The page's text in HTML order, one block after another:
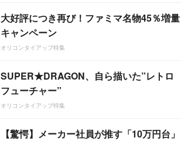
大好評につき再び！ファミマ名物45％増量
キャンペーン
オリコンタイアップ特集
SUPER★DRAGON、自ら描いた”レトロ
フューチャー”
オリコンタイアップ特集
【驚愕】メーカー社員が推す「10万円台」